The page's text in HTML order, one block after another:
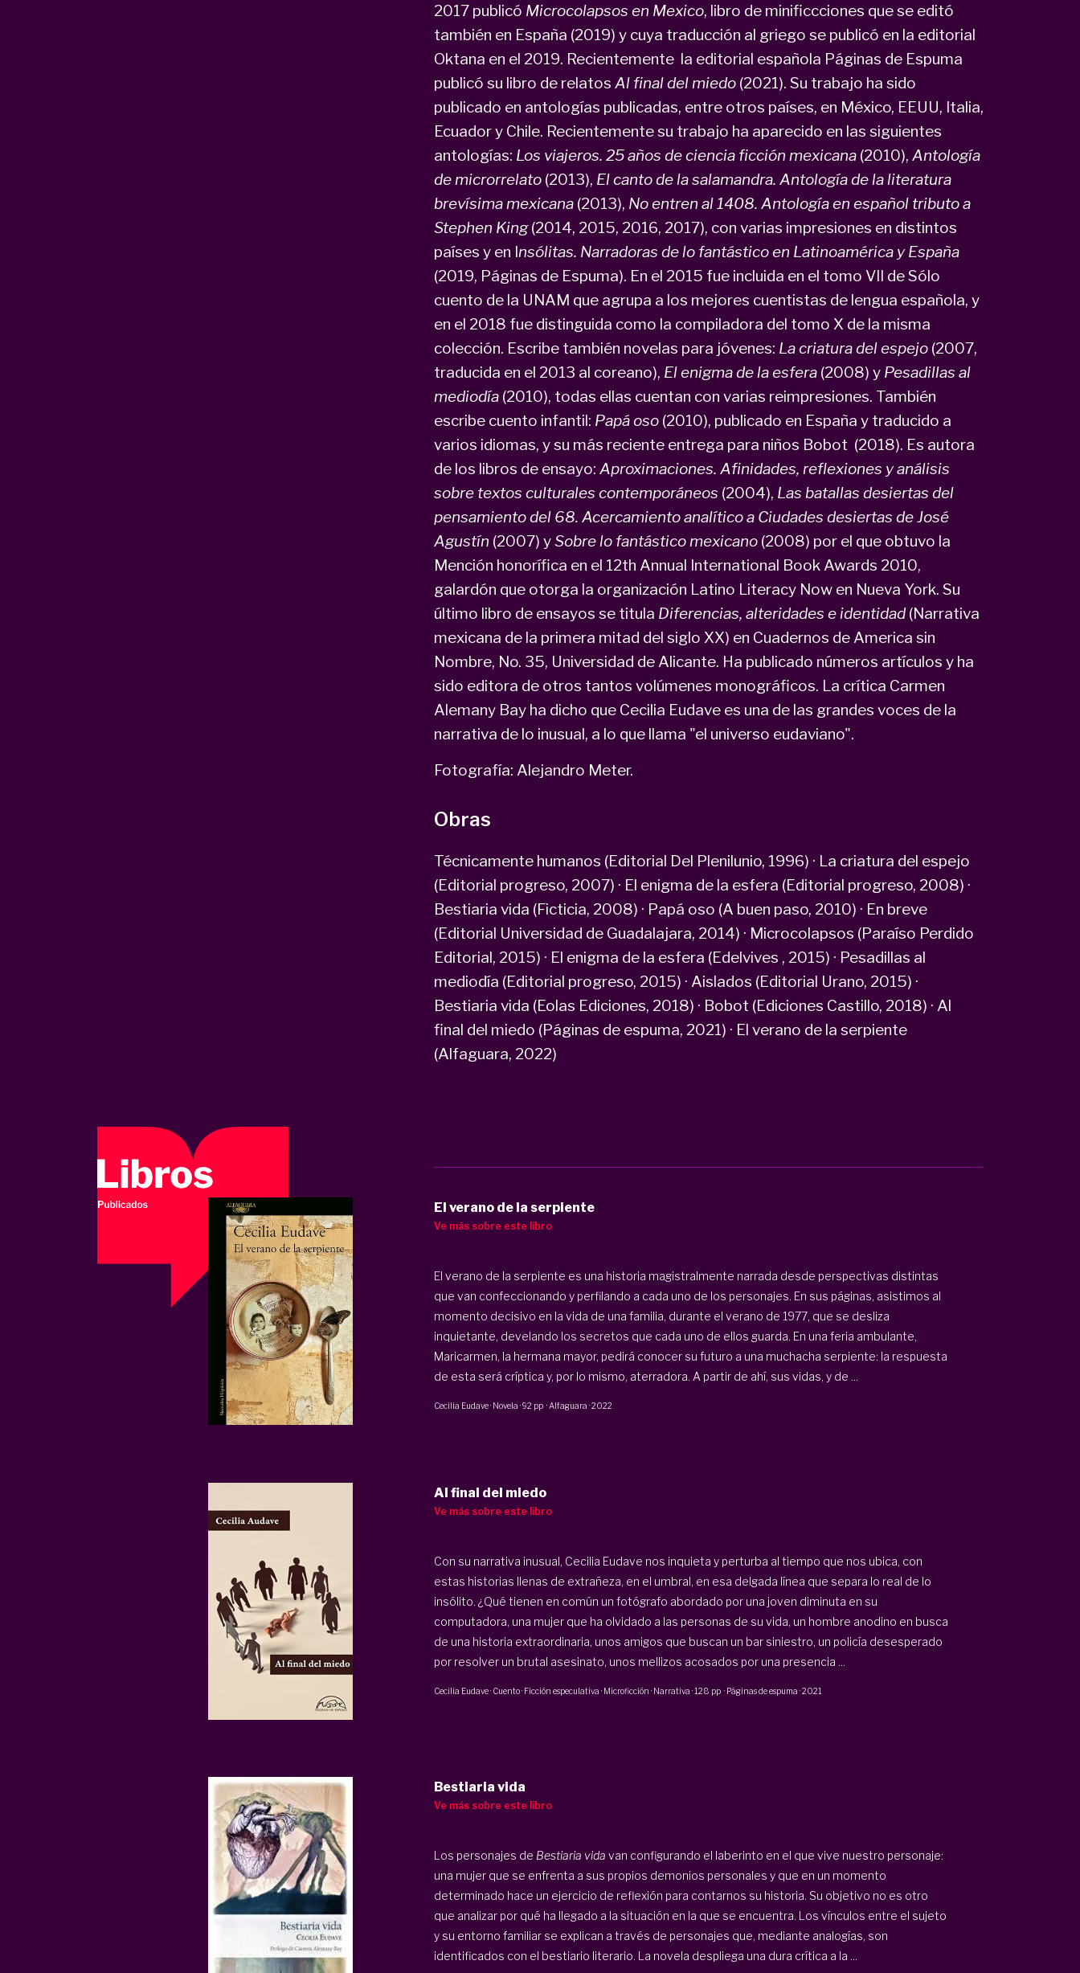
2017 publicó Microcolapsos en Mexico, libro de minificcciones que se editó
también en España (2019) y cuya traducción al griego se publicó en la editorial
Oktana en el 2019. Recientemente la editorial española Páginas de Espuma
publicó su libro de relatos Al final del miedo(2021). Su trabajo ha sido
publicado en antologías publicadas, entre otros países, en México, EEUU, Italia,
Ecuador y Chile. Recientemente su trabajo ha aparecido en las siguientes
antologías: Los viajeros. 25 años de ciencia ficción mexicana(2010), Antología
de microrrelato (2013), El canto de la salamandra. Antología de la literatura
brevísima mexicana(2013), No entren al 1408. Antología en español tributo a
Stephen King(2014, 2015, 2016, 2017), con varias impresiones en distintos
países y en Insólitas. Narradoras de lo fantástico en Latinoamérica y España
(2019, Páginas de Espuma). En el 2015 fue incluida en el tomo VII de Sólo
cuento de la UNAM que agrupa a los mejores cuentistas de lengua española, y
en el 2018 fue distinguida como la compiladora del tomo X de la misma
colección. Escribe también novelas para jóvenes: La criatura del espejo(2007,
traducida en el 2013 al coreano), El enigma de la esfera(2008) y Pesadillas al
mediodía(2010), todas ellas cuentan con varias reimpresiones. También
escribe cuento infantil: Papá oso(2010), publicado en España y traducido a
varios idiomas, y su más reciente entrega para niños Bobot (2018). Es autora
de los libros de ensayo: Aproximaciones. Afinidades, reflexiones y análisis
sobre textos culturales contemporáneos (2004), Las batallas desiertas del
pensamiento del 68. Acercamiento analítico a Ciudades desiertas de José
Agustín (2007) ySobre lo fantástico mexicano (2008) por el que obtuvo la
Mención honorífica en el 12th Annual International Book Awards 2010,
galardón que otorga la organización Latino Literacy Now en Nueva York. Su
último libro de ensayos se titula Diferencias, alteridades e identidad(Narrativa
mexicana de la primera mitad del siglo XX) en Cuadernos de America sin
Nombre, No. 35, Universidad de Alicante. Ha publicado números artículos y ha
sido editora de otros tantos volúmenes monográficos. La crítica Carmen
Alemany Bay ha dicho que Cecilia Eudave es una de las grandes voces de la
narrativa de lo inusual, a lo que llama "el universo eudaviano".
Fotografía: Alejandro Meter.
Obras
Técnicamente humanos (Editorial Del Plenilunio, 1996) · La criatura del espejo
(Editorial progreso, 2007) · El enigma de la esfera (Editorial progreso, 2008) ·
Bestiaria vida (Ficticia, 2008) · Papá oso (A buen paso, 2010) · En breve
(Editorial Universidad de Guadalajara, 2014) · Microcolapsos (Paraíso Perdido
Editorial, 2015) · El enigma de la esfera (Edelvives , 2015) · Pesadillas al
mediodía (Editorial progreso, 2015) · Aislados (Editorial Urano, 2015) ·
Bestiaria vida (Eolas Ediciones, 2018) · Bobot (Ediciones Castillo, 2018) · Al
final del miedo (Páginas de espuma, 2021) · El verano de la serpiente
(Alfaguara, 2022)
El verano de la serpiente
Ve más sobre este libro
El verano de la serpiente es una historia magistralmente narrada desde perspectivas distintas
que van confeccionando y perfilando a cada uno de los personajes. En sus páginas, asistimos al
momento decisivo en la vida de una familia, durante el verano de 1977, que se desliza
inquietante, develando los secretos que cada uno de ellos guarda. En una feria ambulante,
Maricarmen, la hermana mayor, pedirá conocer su futuro a una muchacha serpiente: la respuesta
de esta será críptica y, por lo mismo, aterradora. A partir de ahí, sus vidas, y de ...
Cecilia Eudave · Novela ·92 pp· Alfaguara ·2022
Al final del miedo
Ve más sobre este libro
Con su narrativa inusual, Cecilia Eudave nos inquieta y perturba al tiempo que nos ubica, con
estas historias llenas de extrañeza, en el umbral, en esa delgada línea que separa lo real de lo
insólito. ¿Qué tienen en común un fotógrafo abordado por una joven diminuta en su
computadora, una mujer que ha olvidado a las personas de su vida, un hombre anodino en busca
de una historia extraordinaria, unos amigos que buscan un bar siniestro, un policía desesperado
por resolver un brutal asesinato, unos mellizos acosados por una presencia ...
Cecilia Eudave · Cuento · Ficción especulativa · Microficción · Narrativa ·128 pp· Páginas de espuma ·2021
Bestiaria vida
Ve más sobre este libro
Los personajes de Bestiaria vida van configurando el laberinto en el que vive nuestro personaje:
una mujer que se enfrenta a sus propios demonios personales y que en un momento
determinado hace un ejercicio de reflexión para contarnos su historia. Su objetivo no es otro
que analizar por qué ha llegado a la situación en la que se encuentra. Los vínculos entre el sujeto
y su entorno familiar se explican a través de personajes que, mediante analogías, son
identificados con el bestiario literario. La novela despliega una dura crítica a la ...